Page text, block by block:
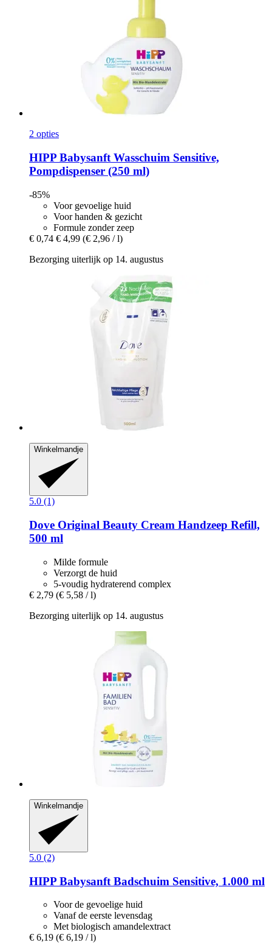
2 opties
HIPP Babysanft Wasschuim Sensitive,
Pompdispenser (250 ml)
-85%
Voor gevoelige huid
Voor handen & gezicht
Formule zonder zeep
€ 0,74 € 4,99 (€ 2,96 / l)
Bezorging uiterlijk op 14. augustus
Winkelmandje
5.0 (1)
Dove Original Beauty Cream Handzeep Refill,
500 ml
Milde formule
Verzorgt de huid
5-voudig hydraterend complex
€ 2,79 (€ 5,58 / l)
Bezorging uiterlijk op 14. augustus
Winkelmandje
5.0 (2)
HIPP Babysanft Badschuim Sensitive, 1.000 ml
Voor de gevoelige huid
Vanaf de eerste levensdag
Met biologisch amandelextract
€ 6,19 (€ 6,19 / l)